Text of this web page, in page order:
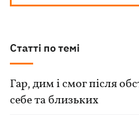
Статті по темі
Гар, дим і смог після
себе та близьких